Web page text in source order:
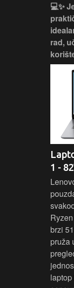
💻✨
rad,
1 -
brzi
pruža